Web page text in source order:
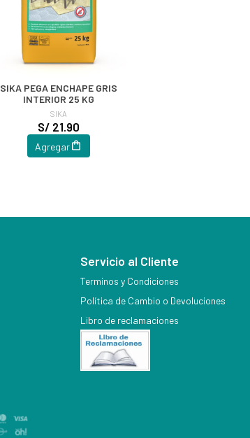
SIKA PEGA ENCHAPE GRIS
INTERIOR 25 KG
SIKA
S/ 21.90
Agregar
Servicio al Cliente
Terminos y Condiciones
Política de Cambio o Devoluciones
Libro de reclamaciones